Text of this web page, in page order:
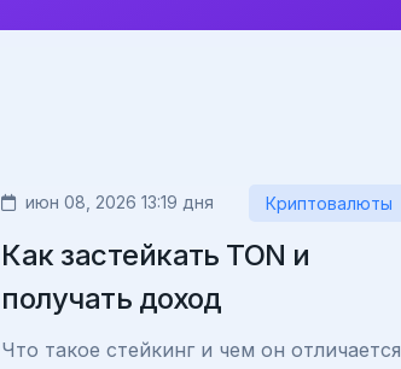
июн 08, 2026 13:19 дня Криптовалюты
Как застейкать TON и
получать доход
Что такое стейкинг и чем он отличается